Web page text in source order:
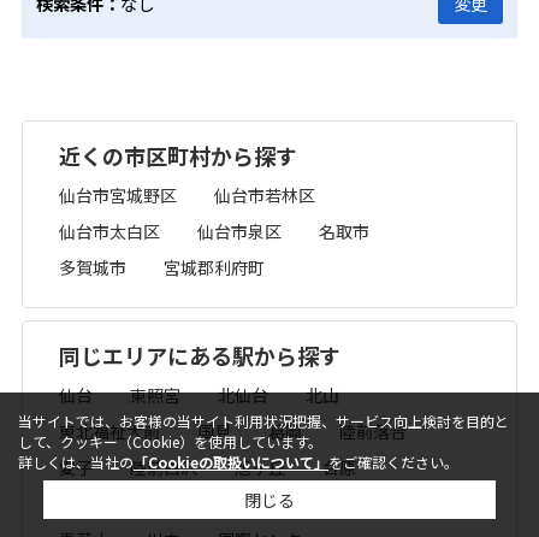
近くの市区町村から探す
仙台市宮城野区
仙台市若林区
仙台市太白区
仙台市泉区
名取市
多賀城市
宮城郡利府町
同じエリアにある駅から探す
仙台 東照宮 北仙台
北山
東北福祉大前
国見 葛岡
陸前落合
愛子
陸前白沢 旭ヶ丘
台原
勾当台公園 広瀬通
当サイトでは、お客様の当サイト利用状況把握、サービス向上検討を目的と
して、クッキー（Cookie）を使用しています。
詳しくは、当社の「Cookieの取扱いについて」をご確認ください。
閉じる